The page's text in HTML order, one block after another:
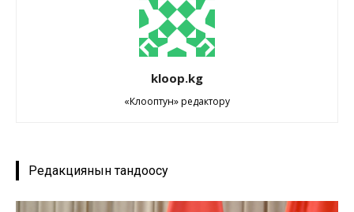
kloop.kg
«Клооптун» редактору
Редакциянын тандоосу